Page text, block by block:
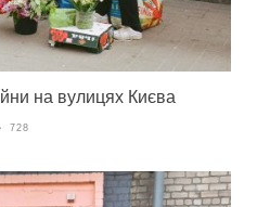
на вулицях Києва
728